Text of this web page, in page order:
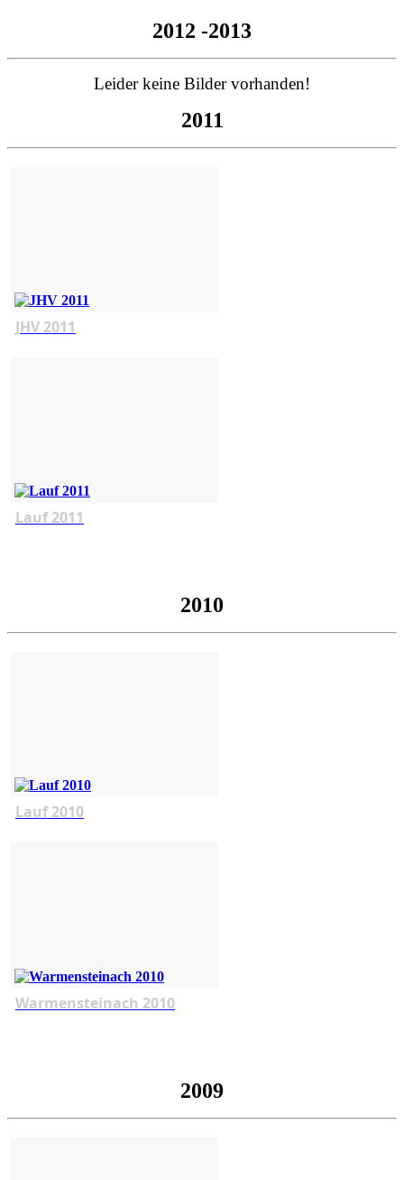
2012 -2013
Leider keine Bilder vorhanden!
2011
JHV 2011
Lauf 2011
2010
Lauf 2010
Warmensteinach 2010
2009